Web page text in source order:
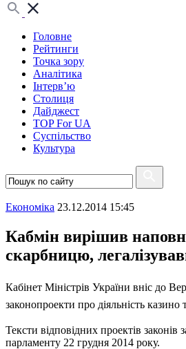
Головне
Рейтинги
Точка зору
Аналітика
Інтерв’ю
Столиця
Дайджест
TOP For UA
Суспiльство
Культура
Економіка 23.12.2014 15:45
Кабмін вирішив
скарбницю,
Кабінет Міністрів України вніс до
законопроекти про діяльність казино
Тексти відповідних проектів законів
парламенту 22 грудня 2014 року.